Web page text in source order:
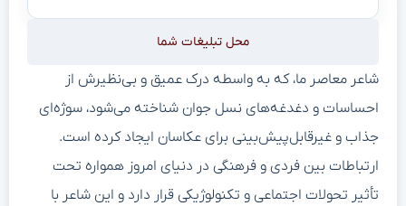
محل تبلیغات شما
شاعر معاصر ما، که به واسطه درک عمیق و بی‌نظیرش از
احساسات و دغدغه‌های نسل جوان شناخته می‌شود، سوژه‌ای
جذاب و غیرقابل‌پیش‌بینی برای عکاسان ایجاد کرده است.
ارتباطات بین فردی و فرهنگی در دنیای امروز همواره تحت
تأثیر تحولات اجتماعی و تکنولوژیکی قرار دارد و این شاعر با